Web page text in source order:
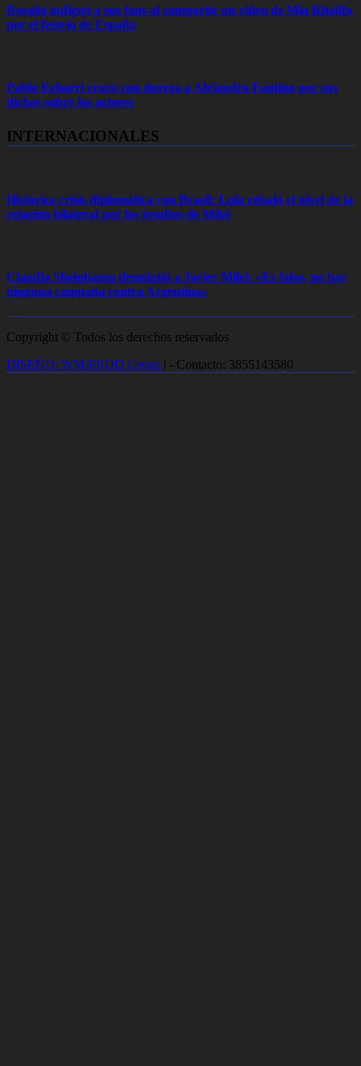
Rosalía indignó a sus fans al compartir un video de Mia Khalifa
por el festejo de España
Pablo Echarri cruzó con dureza a Alejandro Fantino por sus
dichos sobre los actores
INTERNACIONALES
Histórica crisis diplomática con Brasil: Lula rebajó el nivel de la
relación bilateral por los insultos de Milei
Claudia Sheinbaum desmintió a Javier Milei: «Es falso, no hay
ninguna campaña contra Argentina»
Copyright © Todos los derechos reservados
DISEÑO: WM-PROD Group | - Contacto: 3855143580